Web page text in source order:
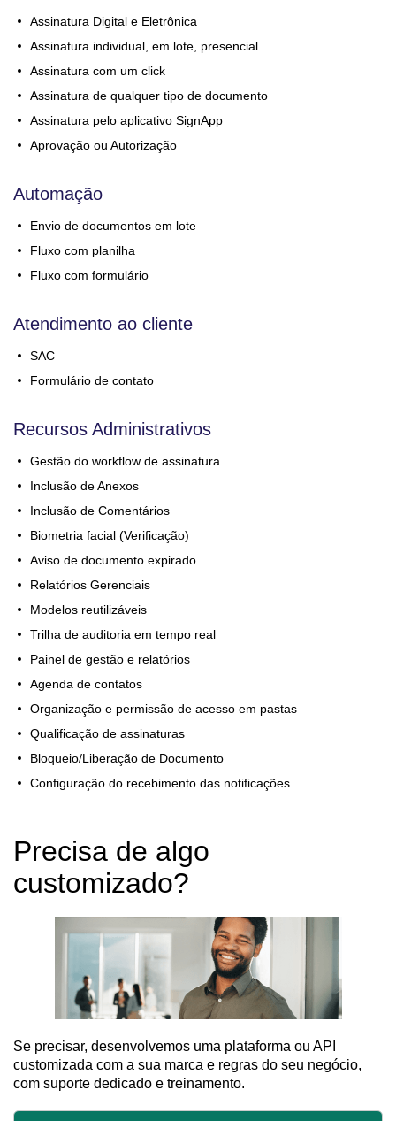
Assinatura Digital e Eletrônica
Assinatura individual, em lote, presencial
Assinatura com um click
Assinatura de qualquer tipo de documento
Assinatura pelo aplicativo SignApp
Aprovação ou Autorização
Automação
Envio de documentos em lote
Fluxo com planilha
Fluxo com formulário
Atendimento ao cliente
SAC
Formulário de contato
Recursos Administrativos
Gestão do workflow de assinatura
Inclusão de Anexos
Inclusão de Comentários
Biometria facial (Verificação)
Aviso de documento expirado
Relatórios Gerenciais
Modelos reutilizáveis
Trilha de auditoria em tempo real
Painel de gestão e relatórios
Agenda de contatos
Organização e permissão de acesso em pastas
Qualificação de assinaturas
Bloqueio/Liberação de Documento
Configuração do recebimento das notificações
Precisa de algo
customizado?
Se precisar, desenvolvemos uma plataforma ou API
customizada com a sua marca e regras do seu negócio,
com suporte dedicado e treinamento.